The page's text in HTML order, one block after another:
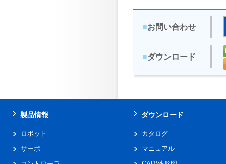
■お問い合わせ
■ダウンロード
製品情報
ロボット
サーボ
ダウンロード
カタログ
マニュアル